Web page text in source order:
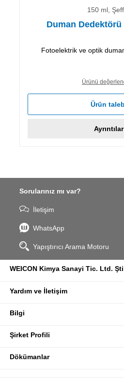
150 ml,
Duman Dedektörü
Fotoelektrik ve optik
Ürünü
Ürün
Ayrıntılar
Sorularınız mı var?
İletişim
WhatsApp
Yapıştırıcı Arama Motoru
WEICON Kimya Sanayi Tic. Ltd. Şti
Yardım ve İletişim
Bilgi
Şirket Profili
Dökümanlar